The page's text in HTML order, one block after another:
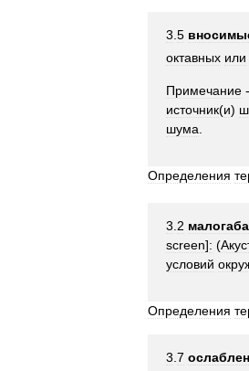
3 5
октавных или
Примечание -
источник(и)
шума
Определения
3 2
screen]: (
условий
Определения
3 7